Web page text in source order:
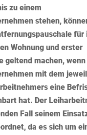
zu einem
stehen,
für
Wohnung und erster
geltend machen, wenn
mit dem
eine
hat. Der
Fall seinem
da es sich um